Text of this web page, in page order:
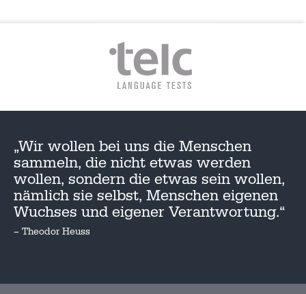
„Wir wollen bei uns die Menschen
sammeln, die nicht etwas werden
wollen, sondern die etwas sein wollen,
nämlich sie selbst, Menschen eigenen
Wuchses und eigener Verantwortung.“
– Theodor Heuss